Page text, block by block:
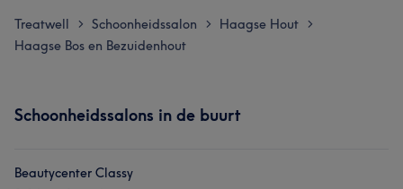
Treatwell > Schoonheidssalon > Haagse Hout >
Haagse Bos en Bezuidenhout
Schoonheidssalons in de buurt
Beautycenter Classy